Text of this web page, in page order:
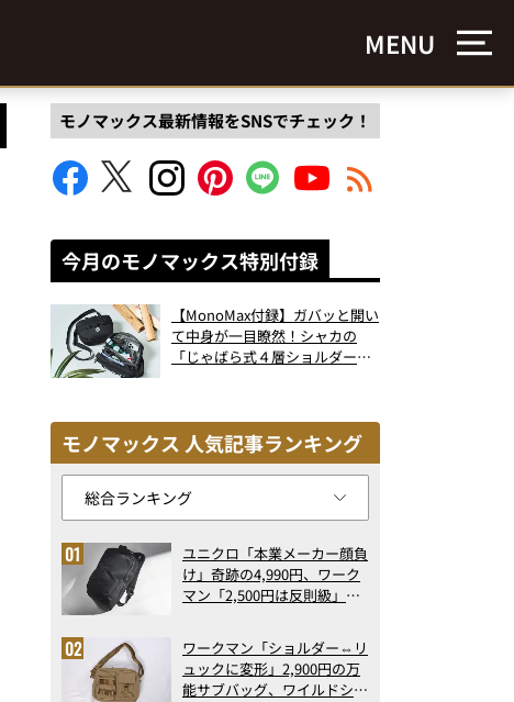
MENU
モノマックス最新情報をSNSでチェック！
今月のモノマックス特別付録
【MonoMax付録】ガバッと開い
て中身が一目瞭然！シャカの
「じゃばら式４層ショルダーバ
モノマックス 人気記事ランキング
ユニクロ「本業メーカー顔負
け」奇跡の4,990円、ワーク
マン「2,500円は反則級」凄
ト3】（2026年6月版）
ワークマン「ショルダー⇔リ
ュックに変形」2,900円の万
能サブバッグ、ワイルドシン